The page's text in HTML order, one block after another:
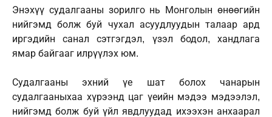
Энэхүү судалгааны зорилго нь Монголын өнөөгийн
нийгэмд болж буй чухал асуудлуудын талаар ард
иргэдийн санал сэтгэгдэл, үзэл бодол, хандлага
ямар байгааг илрүүлэх юм.
Судалгааны эхний үе шат болох чанарын
судалгааныхаа хүрээнд цаг үеийн мэдээ мэдээлэл,
нийгэмд болж буй үйл явдлуудад ихээхэн анхаарал